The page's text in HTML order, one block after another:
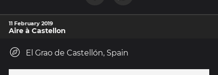
11 February 2019
Aire à Castellon
El Grao de Castellón, Spain